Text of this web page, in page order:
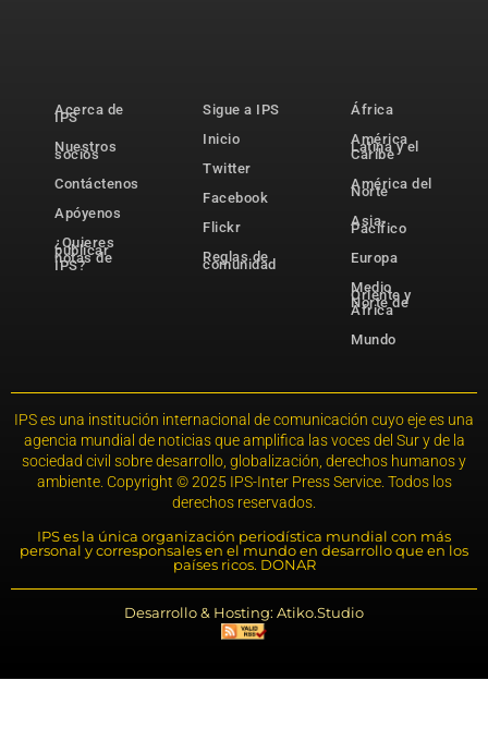
Acerca de
IPS
Nuestros
socios
Contáctenos
Apóyenos
¿Quieres
publicar
notas de
IPS?
Sigue a IPS
Inicio
Twitter
Facebook
Flickr
Reglas de
comunidad
África
América
Latina y el
Caribe
América del
Norte
Asia-
Pacífico
Europa
Medio
Oriente y
Norte de
África
Mundo
IPS es una institución internacional de comunicación cuyo eje es una
agencia mundial de noticias que amplifica las voces del Sur y de la
sociedad civil sobre desarrollo, globalización, derechos humanos y
ambiente. Copyright © 2025 IPS-Inter Press Service. Todos los
derechos reservados.
IPS es la única organización periodística mundial con más
personal y corresponsales en el mundo en desarrollo que en los
países ricos. DONAR
Desarrollo & Hosting: Atiko.Studio